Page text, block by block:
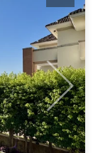
Next